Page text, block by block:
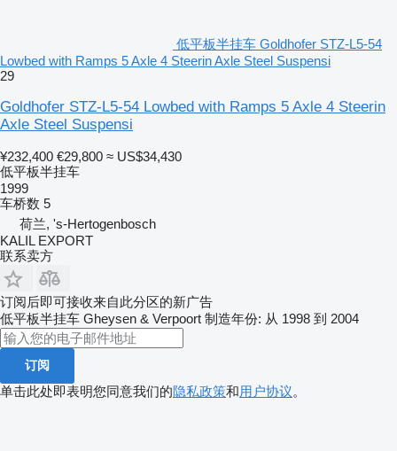
低平板半挂车 Goldhofer STZ-L5-54
Lowbed with Ramps 5 Axle 4 Steerin Axle Steel Suspensi
29
Goldhofer STZ-L5-54 Lowbed with Ramps 5 Axle 4 Steerin
Axle Steel Suspensi
¥232,400 €29,800 ≈ US$34,430
低平板半挂车
1999
车桥数 5
荷兰, 's-Hertogenbosch
KALIL EXPORT
联系卖方
订阅后即可接收来自此分区的新广告
低平板半挂车 Gheysen & Verpoort 制造年份: 从 1998 到 2004
订阅
单击此处即表明您同意我们的隐私政策和用户协议。